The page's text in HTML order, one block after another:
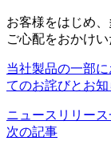
お客様をはじめ
ご心配をおかけ
当社製品の一部
てのお詫びとお
ニュースリリース
次の記事